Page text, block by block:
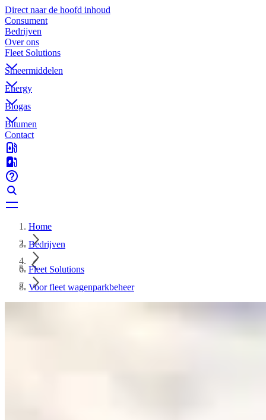
Direct naar de hoofd inhoud
Consument
Bedrijven
Over ons
Fleet Solutions
Smeermiddelen
Energy
Biogas
Bitumen
Contact
Home
Bedrijven
Fleet Solutions
Voor fleet wagenparkbeheer